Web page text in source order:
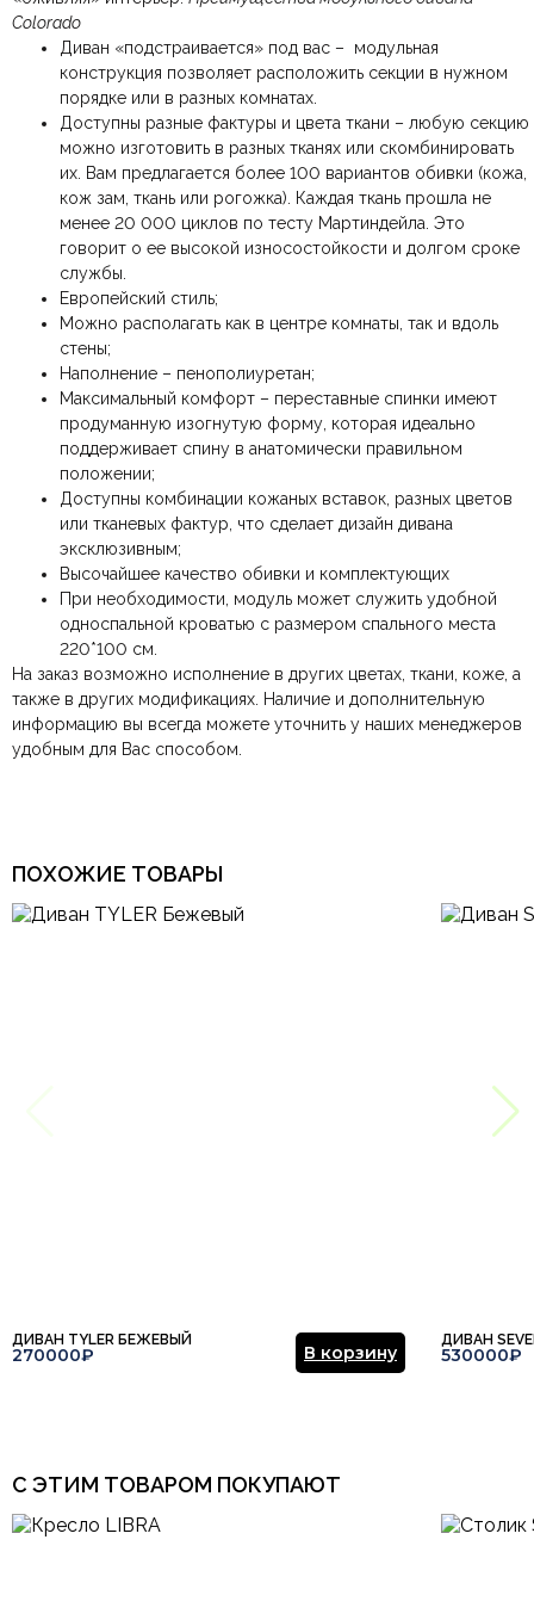
Colorado
Диван «подстраивается» под вас – модульная
конструкция позволяет расположить секции в нужном
порядке или в разных комнатах.
Доступны разные фактуры и цвета ткани – любую секцию
можно изготовить в разных тканях или скомбинировать
их. Вам предлагается более 100 вариантов обивки (кожа,
кож зам, ткань или рогожка). Каждая ткань прошла не
менее 20 000 циклов по тесту Мартиндейла. Это
говорит о ее высокой износостойкости и долгом сроке
службы.
Европейский стиль;
Можно располагать как в центре комнаты, так и вдоль
стены;
Наполнение – пенополиуретан;
Максимальный комфорт – переставные спинки имеют
продуманную изогнутую форму, которая идеально
поддерживает спину в анатомически правильном
положении;
Доступны комбинации кожаных вставок, разных цветов
или тканевых фактур, что сделает дизайн дивана
эксклюзивным;
Высочайшее качество обивки и комплектующих
При необходимости, модуль может служить удобной
односпальной кроватью с размером спального места
220*100 см.
На заказ возможно исполнение в других цветах, ткани, коже, а
также в других модификациях. Наличие и дополнительную
информацию вы всегда можете уточнить у наших менеджеров
удобным для Вас способом.
Наличие спального
места
Жесткость
Подлокотники
С подлокотниками,
Широкие
Особенности Глубокие
Стиль
Минимализм, Модерн,
Современный
Комната
Материал обивки для
мягкой мебели
Тип продажи
Этот отзыв основан на моём опыте и выражает моё личное
мнение.
​
Отправить отзыв
ПОХОЖИЕ ТОВАРЫ
ДИВАН TYLER БЕЖЕВЫЙ
270000₽ В корзину
ДИВАН
530000₽
С ЭТИМ ТОВАРОМ ПОКУПАЮТ